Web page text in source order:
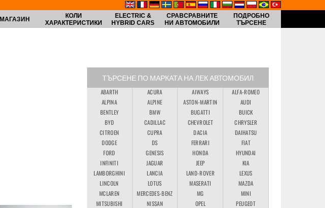
МАГАЗИН
КОЛИ
ХАРАКТЕРИСТИКИ
ELECTRIC &
HYBRID CARS
СРАВСРАВНИТЕ
НИ АВТОМОБИЛИ
ПОДРОБНО
ТЪРСЕНЕ
ТЪРСЕНЕ ПО МАРКАТА НА ЛЕК АВТОМОБИЛ
ABARTH ACURA AIWAYS
ALFA-ROMEO
ALPINA
ALPINE ASTON-MARTIN
AUDI
BENTLEY
BMW BUGATTI
BUICK
BYD
CADILLAC CHEVROLET
CHRYSLER
CITROEN
CUPRA DACIA
DAIHATSU
DODGE
DS FERRARI
FIAT
FORD
GENESIS HONDA
HYUNDAI
INFINITI
JAGUAR JEEP
KIA
LAMBORGHINI
LANCIA LAND-ROVER
LEXUS
LINCOLN
LOTUS MASERATI
MAZDA
MCLAREN
MERCEDES-BENZ MG
MINI
MITSUBISHI
NISSAN OPEL
PEUGEOT